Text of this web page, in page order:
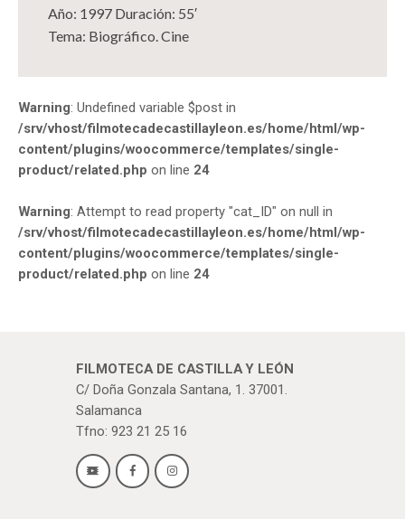
Año: 1997 Duración: 55′
Tema: Biográfico. Cine
Warning: Undefined variable $post in
/srv/vhost/filmotecadecastillayleon.es/home/html/wp-
content/plugins/woocommerce/templates/single-
product/related.php on line 24
Warning: Attempt to read property "cat_ID" on null in
/srv/vhost/filmotecadecastillayleon.es/home/html/wp-
content/plugins/woocommerce/templates/single-
product/related.php on line 24
FILMOTECA DE CASTILLA Y LEÓN
C/ Doña Gonzala Santana, 1. 37001.
Salamanca
Tfno: 923 21 25 16